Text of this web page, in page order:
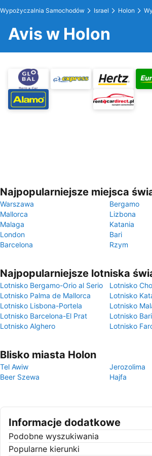
Wypożyczalnia Samochodów Israel Holon
Avis w Holon
Najpopularniejsze miejsca
Warszawa
Bergamo
Mallorca
Lizbona
Malaga
Katania
London
Bari
Barcelona
Rzym
Najpopularniejsze lotniska
Lotnisko Bergamo-Orio al Serio
Lotnisko
Lotnisko Palma de Mallorca
Lotnisko
Lotnisko Lisbona-Portela
Lotnisko
Lotnisko Barcelona-El Prat
Lotnisko Bari
Lotnisko Alghero
Lotnisko
Blisko miasta Holon
Tel Awiw
Jerozolima
Beer Szewa
Hajfa
Informacje dodatkowe
Podobne wyszukiwania
Popularne kierunki